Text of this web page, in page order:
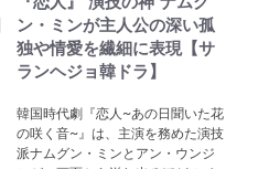
ン・ミンが主人公の深い孤
独や情愛を繊細に表現【サ
ランヘジョ韓ドラ】
韓国時代劇『恋人~あの日聞いた花
の咲く音~』は、主演を務めた演技
派ナムグン・ミンとアン・ウンジ